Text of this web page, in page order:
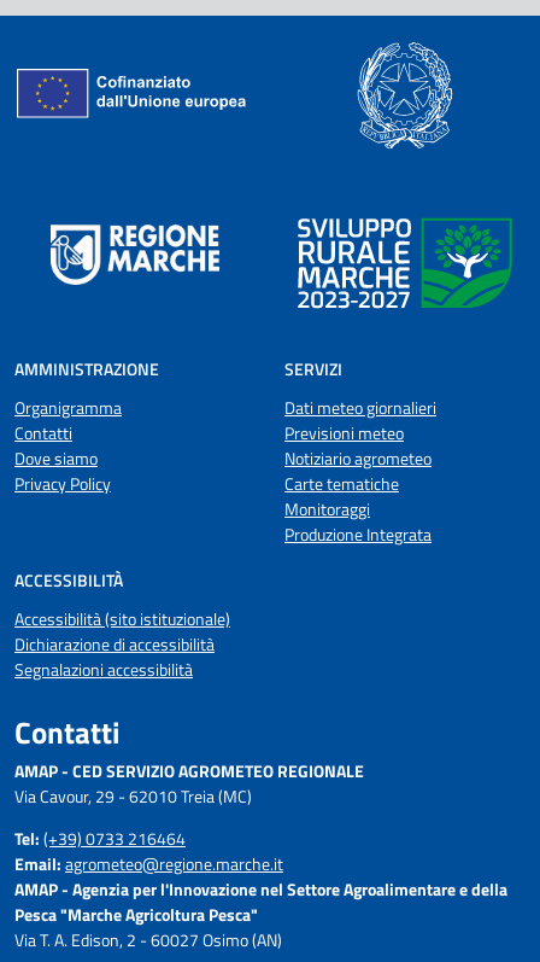
AMMINISTRAZIONE
Organigramma
Contatti
Dove siamo
Privacy Policy
SERVIZI
Dati meteo giornalieri
Previsioni meteo
Notiziario agrometeo
Carte tematiche
Monitoraggi
Produzione Integrata
ACCESSIBILITÀ
Accessibilità (sito istituzionale)
Dichiarazione di accessibilità
Segnalazioni accessibilità
Contatti
AMAP - CED SERVIZIO AGROMETEO REGIONALE
Via Cavour, 29 - 62010 Treia (MC)
Tel:(+39) 0733 216464
Email:agrometeo@regione.marche.it
AMAP - Agenzia per l'Innovazione nel Settore Agroalimentare e della
Pesca "Marche Agricoltura Pesca"
Via T. A. Edison, 2 - 60027 Osimo (AN)